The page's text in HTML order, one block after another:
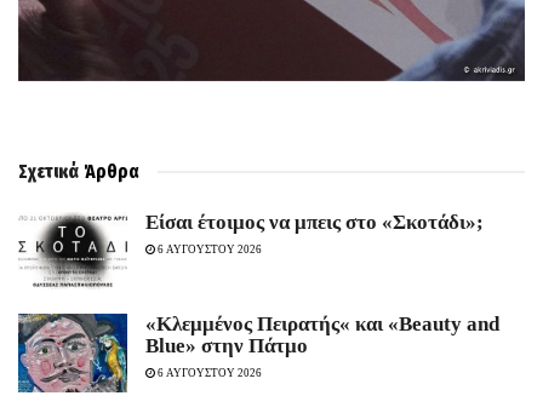
Σχετικά Άρθρα
Είσαι έτοιμος να μπεις στο «Σκοτάδι»;
6 ΑΥΓΟΥΣΤΟΥ 2026
«Κλεμμένος Πειρατής« και «Beauty and
Blue» στην Πάτμο
6 ΑΥΓΟΥΣΤΟΥ 2026